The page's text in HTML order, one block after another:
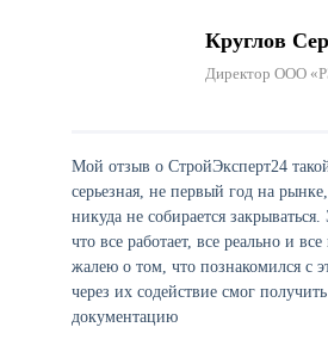
Круглов
Директор ООО
Мой отзыв о СтройЭксперт24
серьезная, не первый год на рынке,
никуда не собирается
что все работает, все реально и
жалею о том, что познакомился с
через их содействие смог
документацию